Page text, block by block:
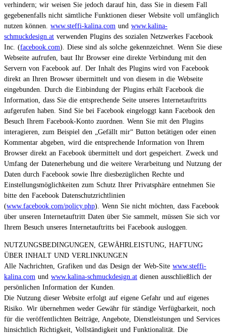
verhindern; wir weisen Sie jedoch darauf hin, dass Sie in diesem Fall
gegebenenfalls nicht sämtliche Funktionen dieser Website voll umfänglich
nutzen können. www.steffi-kalina.com und www.kalina-
schmuckdesign.at verwenden Plugins des sozialen Netzwerkes Facebook
Inc. (facebook.com). Diese sind als solche gekennzeichnet. Wenn Sie diese
Webseite aufrufen, baut Ihr Browser eine direkte Verbindung mit den
Servern von Facebook auf. Der Inhalt des Plugins wird von Facebook
direkt an Ihren Browser übermittelt und von diesem in die Webseite
eingebunden. Durch die Einbindung der Plugins erhält Facebook die
Information, dass Sie die entsprechende Seite unseres Internetauftritts
aufgerufen haben. Sind Sie bei Facebook eingeloggt kann Facebook den
Besuch Ihrem Facebook-Konto zuordnen. Wenn Sie mit den Plugins
interagieren, zum Beispiel den „Gefällt mir“ Button betätigen oder einen
Kommentar abgeben, wird die entsprechende Information von Ihrem
Browser direkt an Facebook übermittelt und dort gespeichert. Zweck und
Umfang der Datenerhebung und die weitere Verarbeitung und Nutzung der
Daten durch Facebook sowie Ihre diesbezüglichen Rechte und
Einstellungsmöglichkeiten zum Schutz Ihrer Privatsphäre entnehmen Sie
bitte den Facebook Datenschutzrichtlinien
(www.facebook.com/policy.php). Wenn Sie nicht möchten, dass Facebook
über unseren Internetauftritt Daten über Sie sammelt, müssen Sie sich vor
Ihrem Besuch unseres Internetauftritts bei Facebook ausloggen.
NUTZUNGSBEDINGUNGEN, GEWÄHRLEISTUNG, HAFTUNG
ÜBER INHALT UND VERLINKUNGEN
Alle Nachrichten, Grafiken und das Design der Web-Site www.steffi-
kalina.com und www.kalina-schmuckdesign.at dienen ausschließlich der
persönlichen Information der Kunden.
Die Nutzung dieser Website erfolgt auf eigene Gefahr und auf eigenes
Risiko. Wir übernehmen weder Gewähr für ständige Verfügbarkeit, noch
für die veröffentlichten Beiträge, Angebote, Dienstleistungen und Services
hinsichtlich Richtigkeit, Vollständigkeit und Funktionalität. Die